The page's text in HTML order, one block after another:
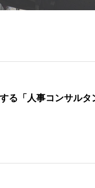
る「人事コンサルタ